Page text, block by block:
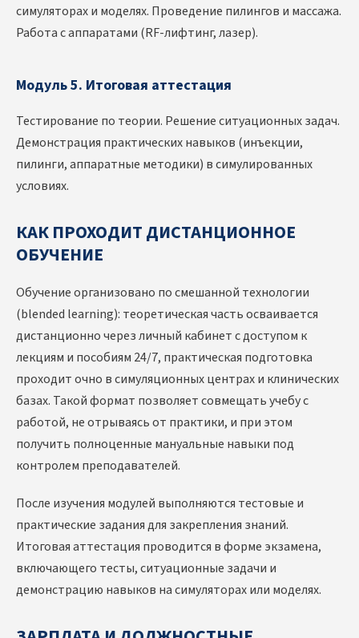
симуляторах и моделях. Проведение пилингов и массажа.
Работа с аппаратами (RF-лифтинг, лазер).
Модуль 5. Итоговая аттестация
Тестирование по теории. Решение ситуационных задач.
Демонстрация практических навыков (инъекции,
пилинги, аппаратные методики) в симулированных
условиях.
КАК ПРОХОДИТ ДИСТАНЦИОННОЕ
ОБУЧЕНИЕ
Обучение организовано по смешанной технологии
(blended learning): теоретическая часть осваивается
дистанционно через личный кабинет с доступом к
лекциям и пособиям 24/7, практическая подготовка
проходит очно в симуляционных центрах и клинических
базах. Такой формат позволяет совмещать учебу с
работой, не отрываясь от практики, и при этом
получить полноценные мануальные навыки под
контролем преподавателей.
После изучения модулей выполняются тестовые и
практические задания для закрепления знаний.
Итоговая аттестация проводится в форме экзамена,
включающего тесты, ситуационные задачи и
демонстрацию навыков на симуляторах или моделях.